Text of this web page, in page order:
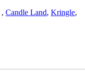
, Candle Land, Kringle,